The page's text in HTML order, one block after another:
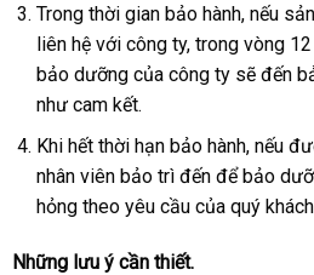
Trong thời gian bảo hành, nếu
liên hệ với công ty, trong vòng
bảo dưỡng của công ty sẽ đến
như cam kết.
Khi hết thời hạn bảo hành, nếu
nhân viên bảo trì đến để bảo
hỏng theo yêu cầu của quý
Những lưu ý cần thiết.